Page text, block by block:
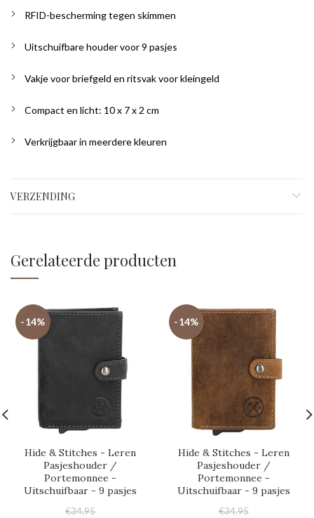
RFID-bescherming tegen skimmen
Uitschuifbare houder voor 9 pasjes
Vakje voor briefgeld en ritsvak voor kleingeld
Compact en licht: 10 x 7 x 2 cm
Verkrijgbaar in meerdere kleuren
VERZENDING
Gerelateerde producten
-14%
Hide & Stitches - Leren
Pasjeshouder /
Portemonnee -
Uitschuifbaar - 9 pasjes
€34,95
-14%
Hide & Stitches - Leren
Pasjeshouder /
Portemonnee -
Uitschuifbaar - 9 pasjes
€34,95